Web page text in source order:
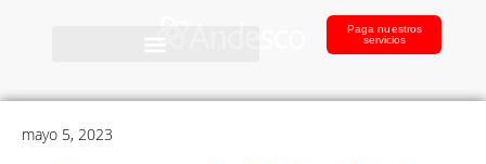
Paga nuestros
servicios
mayo 5, 2023